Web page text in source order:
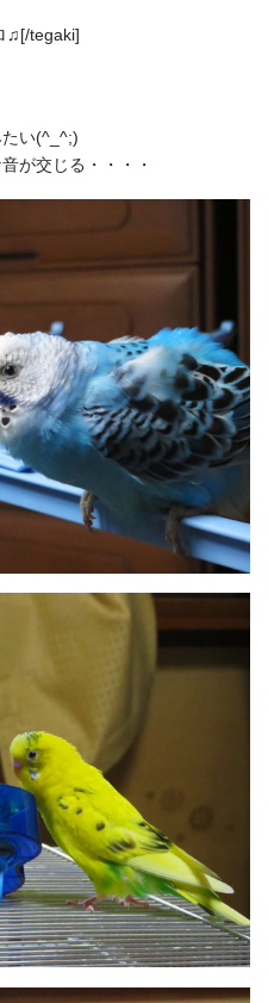
♫[/tegaki]
い(^_^;)
が交じる・・・・